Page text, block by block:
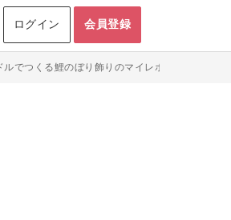
ログイン 会員登録
でつくる鯉のぼり飾りのマイレポ投稿